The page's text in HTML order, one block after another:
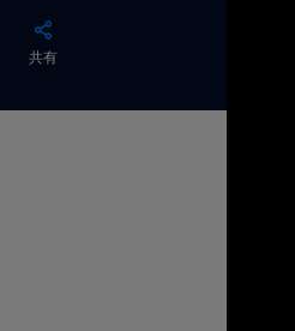
共有